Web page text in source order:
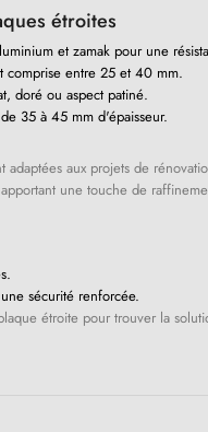
étroites
et zamak pour une
comprise entre 25 et 40 mm.
doré ou aspect patiné.
35 à 45 mm d'épaisseur.
aux projets de
une touche de
sécurité renforcée.
étroite pour trouver la